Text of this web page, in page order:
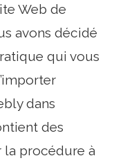
Web de
avons décidé
qui vous
dans
des
la procédure à